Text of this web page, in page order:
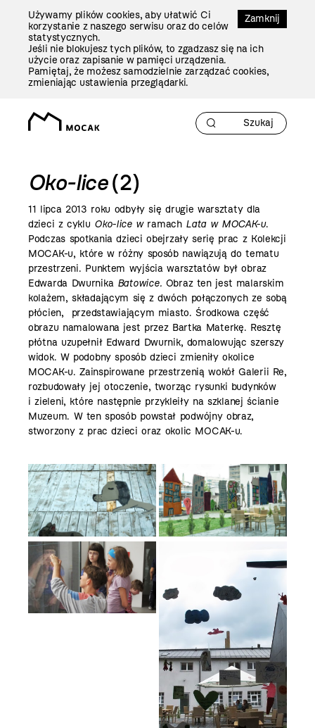
Zamknij
Używamy plików cookies, aby ułatwić Ci
korzystanie z naszego serwisu oraz do celów
statystycznych.
Jeśli nie blokujesz tych plików, to zgadzasz się na ich
użycie oraz zapisanie w pamięci urządzenia.
Pamiętaj, że możesz samodzielnie zarządzać cookies,
zmieniając ustawienia przeglądarki.
Oko-lice(2)
11 lipca 2013 roku odbyły się drugie warsztaty dla
dzieci z cyklu Oko-lice wramach Lata w MOCAK-u.
Podczas spotkania dzieci obejrzały serię prac z Kolekcji
MOCAK-u, które w różny sposób nawiązują do tematu
przestrzeni. Punktem wyjścia warsztatów był obraz
Edwarda Dwurnika Batowice. Obraz ten jest malarskim
kolażem, składającym się z dwóch połączonych ze sobą
płócien, przedstawiającym miasto. Środkowa część
obrazu namalowana jest przez Bartka Materkę. Resztę
płótna uzupełnił Edward Dwurnik, domalowując szerszy
widok. W podobny sposób dzieci zmieniły okolice
MOCAK-u. Zainspirowane przestrzenią wokół Galerii Re,
rozbudowały jej otoczenie, tworząc rysunki budynków
i zieleni, które następnie przykleiły na szklanej ścianie
Muzeum. W ten sposób powstał podwójny obraz,
stworzony z prac dzieci oraz okolic MOCAK-u.